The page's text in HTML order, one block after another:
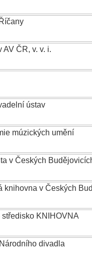
AV ČR, v. v. i.
ústav
múzických umění
v Českých
knihovna v Českých
středisko KNIHOVNA
divadla